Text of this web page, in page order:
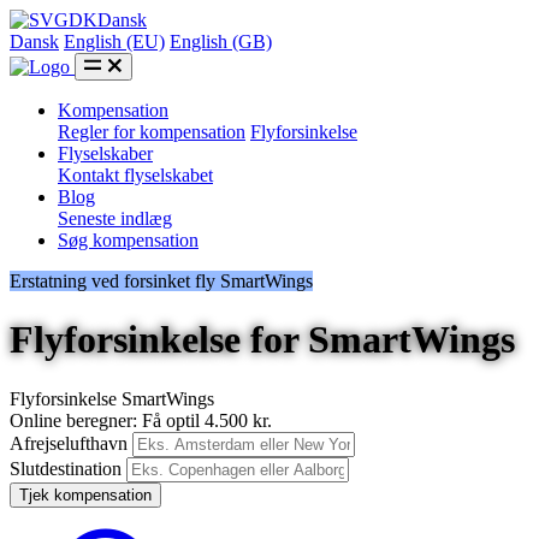
DKDansk
Dansk English (EU) English (GB)
Kompensation
Regler for kompensation Flyforsinkelse
Flyselskaber
Kontakt flyselskabet
Blog
Seneste indlæg
Søg kompensation
Erstatning ved forsinket fly SmartWings
Flyforsinkelse for SmartWings
Flyforsinkelse SmartWings
Online beregner: Få optil 4.500 kr.
Afrejselufthavn
Slutdestination
Tjek kompensation